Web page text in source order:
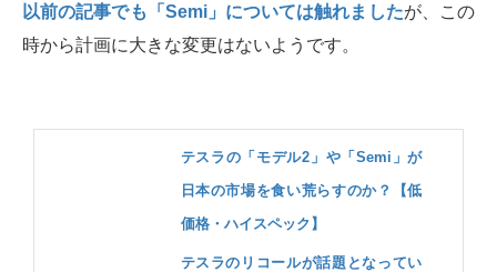
以前の記事でも「Semi」については触れましたが、この
時から計画に大きな変更はないようです。
テスラの「モデル2」や「Semi」が
日本の市場を食い荒らすのか？【低
価格・ハイスペック】
テスラのリコールが話題となってい